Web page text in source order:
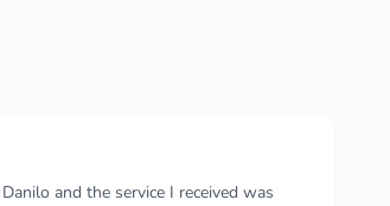
stay in Montenegro and the second